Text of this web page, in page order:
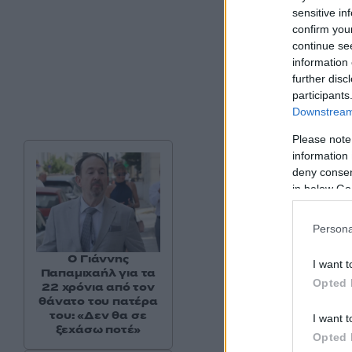
sensitive
confirm
continue
information
further
Please
information
deny
in below
I want
Opted
I want
Opted
Ο Γιάννης
Παπαμιχαήλ για τα
22 χρόνια από τον
θάνατο του πατέρα
του: «Δεν θα σε
ξεχάσω ποτέ»